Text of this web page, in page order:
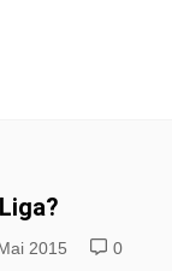
2015 0